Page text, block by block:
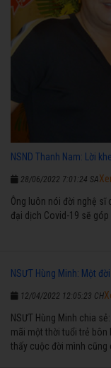
NSND Thanh Nam: Lời
28/06/2022 7:01:24 SA
Ông luôn nói đời nghệ sĩ
đại dịch Covid-19 sẽ
NSƯT Hùng Minh: Một
12/04/2022 12:05:23 CH
NSƯT Hùng Minh chia
mãi một thời tuổi trẻ bôn
thấy cuộc đời mình cũng